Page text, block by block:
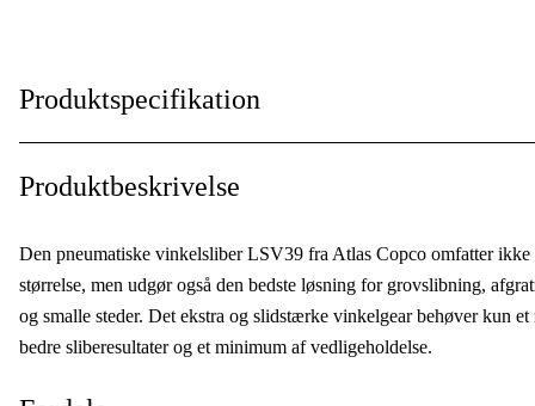
Produktspecifikation
Anvendelsesniveau
Anvendelsestype
Produktbeskrivelse
Den pneumatiske vinkelsliber LSV39 fra Atlas Copco omfatter
størrelse, men udgør også den bedste løsning for grovslibning,
og smalle steder. Det ekstra og slidstærke vinkelgear behøver kun
bedre sliberesultater og et minimum af vedligeholdelse.